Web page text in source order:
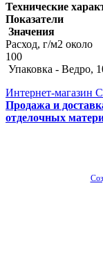
Технические
Значения
100
Упаковка - Ведро,
Интернет-
Продажа и
отделочных